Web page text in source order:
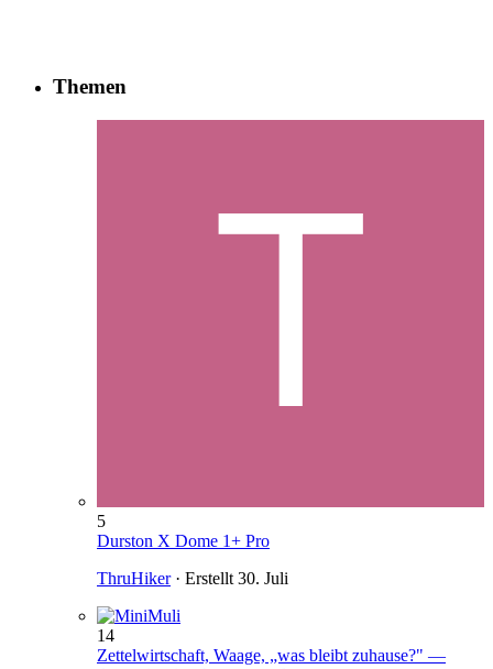
Themen
5
Durston X Dome 1+ Pro
ThruHiker· Erstellt 30. Juli
14
Zettelwirtschaft, Waage, „was bleibt zuhause?" —